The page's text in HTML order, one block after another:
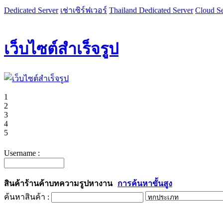
Dedicated Server เช่าเซิร์ฟเวอร์ Thailand Dedicated Server Cloud
เว็บไซต์สำเร็จรูป
1
2
3
4
5
Username :
สินค้าร้านค้าบทความรูปหางาน
การค้นหาขั้นสูง
ค้นหาสินค้า :